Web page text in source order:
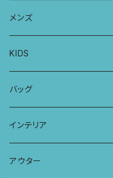
バブーチャ
ビルヘンワンピース
半袖ワンピース
ヨガトップ
カシュクールブラ
ショーツ
プレーンショーツ
ボンバチャショーツ
リボンシュシュ
シュシュ
ヘアターバン
三つ編み紐
メンズ
メンズボクサー
パンツ
トップス
KIDS
KIDS 羽根つきTシャツ
KIDS Tシャツ
KIDS ロングスリーブトップス
バッグ
PCケース
マルシェバッグ
インテリア
カーテン
アウター